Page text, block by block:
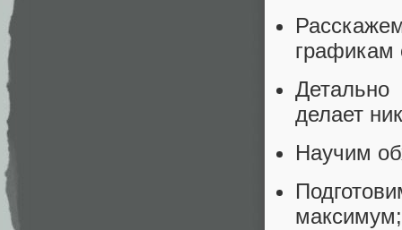
графикам
делает
Научим
максимум;